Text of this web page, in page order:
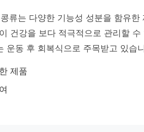
류는 다양한 기능성 성분을 함유한
건강을 보다 적극적으로 관리할 수
운동 후 회복식으로 주목받고 있습
제품